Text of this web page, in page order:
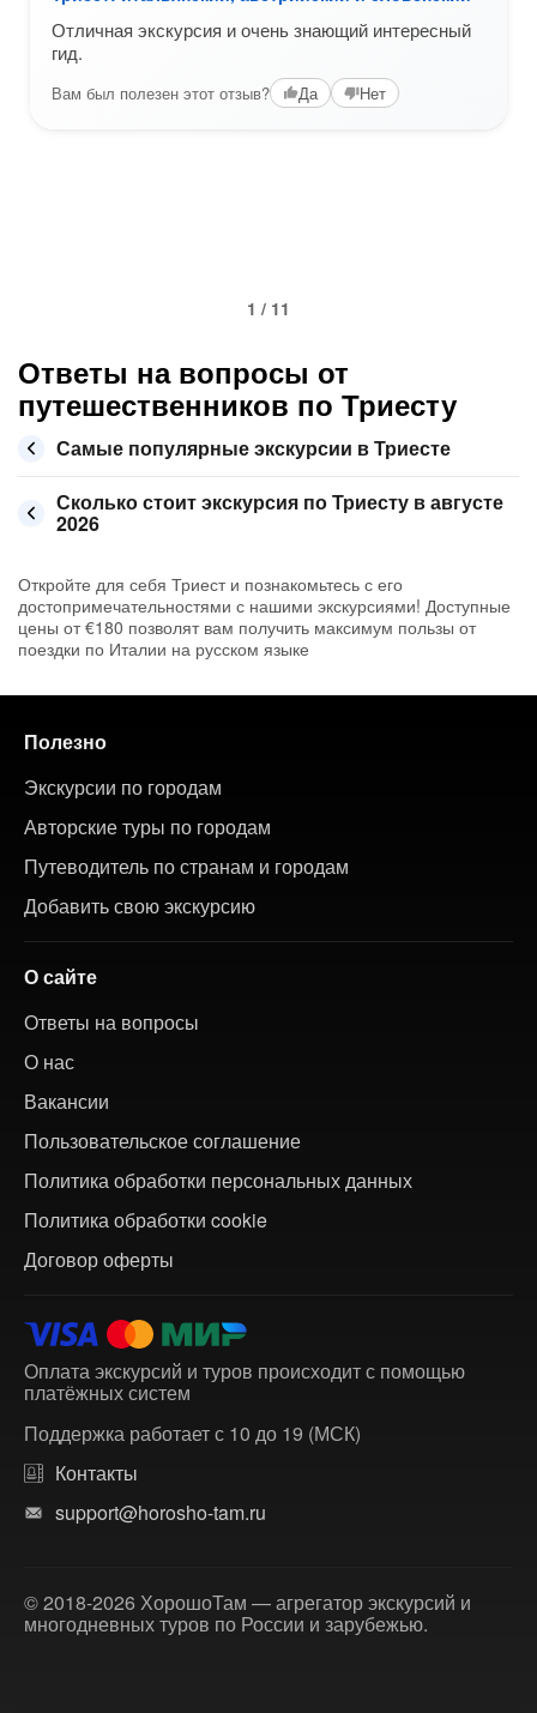
Отличная экскурсия и очень знающий интересный
гид.
Вам был полезен этот отзыв? Да Нет
1 / 11
Ответы на вопросы от
путешественников по Триесту
Самые популярные экскурсии в Триесте
Сколько стоит экскурсия по Триесту в августе
2026
Откройте для себя Триест и познакомьтесь с его
достопримечательностями с нашими экскурсиями! Доступные
цены от €180 позволят вам получить максимум пользы от
поездки по Италии на русском языке
Полезно
Экскурсии по городам
Авторские туры по городам
Путеводитель по странам и городам
Добавить свою экскурсию
О сайте
Ответы на вопросы
О нас
Вакансии
Пользовательское соглашение
Политика обработки персональных данных
Политика обработки cookie
Договор оферты
Оплата экскурсий и туров происходит с помощью
платёжных систем
Поддержка работает с 10 до 19 (МСК)
Контакты
support@horosho-tam.ru
© 2018-2026 ХорошоТам — агрегатор экскурсий и
многодневных туров по России и зарубежью.